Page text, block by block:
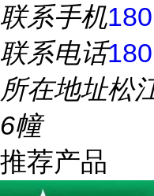
联系手机
联系电话
所在地址松
6幢
推荐产品